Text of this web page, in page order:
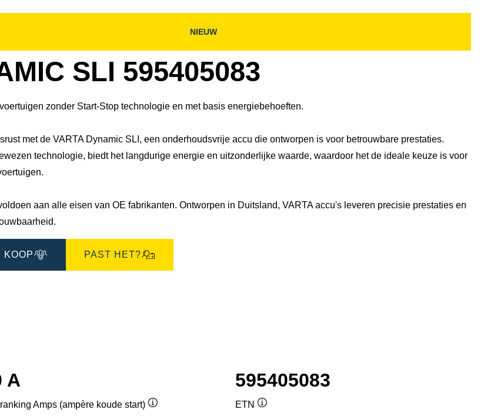
Dialoogvenster
NIEUW
SLI 595405083
zonder Start-Stop technologie en met basis energiebehoeften.
met de VARTA Dynamic SLI, een onderhoudsvrije accu die ontworpen is voor betrouwbare prestaties.
technologie, biedt het langdurige energie en uitzonderlijke waarde, waardoor het de ideale keuze is voor
aan alle eisen van OE fabrikanten. Ontworpen in Duitsland, VARTA accu's leveren precisie prestaties en
KOOP PAST HET?
A
Amps (ampère koude start)
595405083
ETN